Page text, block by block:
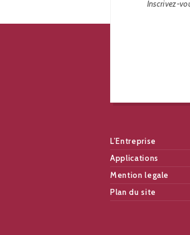
Inscrivez-
L’Entreprise
Applications
Mention legale
Plan du site